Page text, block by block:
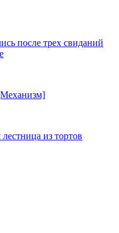
после трех свиданий
из тортов